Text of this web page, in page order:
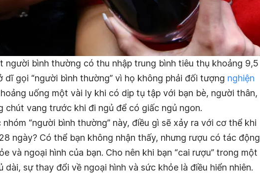
người bình thường có thu nhập trung bình tiêu thụ khoảng 9,5
dĩ gọi “người bình thường” vì họ không phải đối tượng nghiện
uống một vài ly khi có dịp tụ tập với bạn bè, người thân,
chút vang trước khi đi ngủ để có giấc ngủ ngon.
“người bình thường” này, điều gì sẽ xảy ra với cơ thể khi
ngày? Có thể bạn không nhận thấy, nhưng rượu có tác động
và ngoại hình của bạn. Cho nên khi bạn “cai rượu” trong một
dài, sự thay đổi về ngoại hình và sức khỏe là điều hiển nhiên.